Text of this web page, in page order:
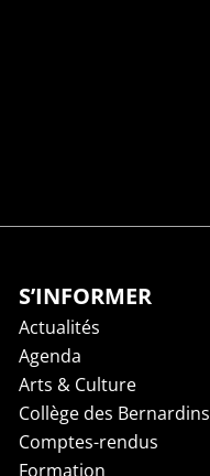
S’INFORMER
Actualités
Agenda
Arts & Culture
Collège des Bernardins
Comptes-rendus
Formation